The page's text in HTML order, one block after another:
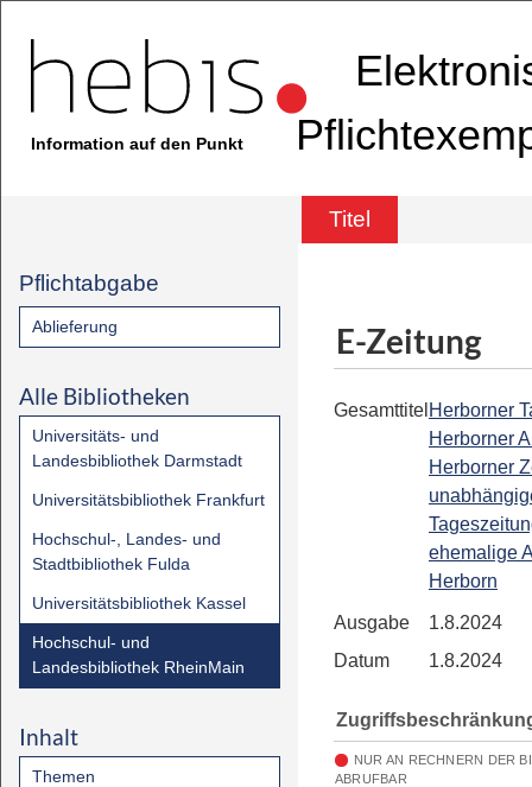
Information auf den Punkt
Titel
Pflichtabgabe
Ablieferung
Alle Bibliotheken
Universitäts- und
Landesbibliothek Darmstadt
Universitätsbibliothek Frankfurt
Hochschul-, Landes- und
Stadtbibliothek Fulda
Universitätsbibliothek Kassel
Hochschul- und
Landesbibliothek RheinMain
Inhalt
Themen
E-Zeitung
Gesamttitel Herborner
Herborner
Herborner
ehemalige
Herborn
Ausgabe
1.8.2024
Datum
1.8.2024
NUR AN RECHNERN DER
ABRUFBAR